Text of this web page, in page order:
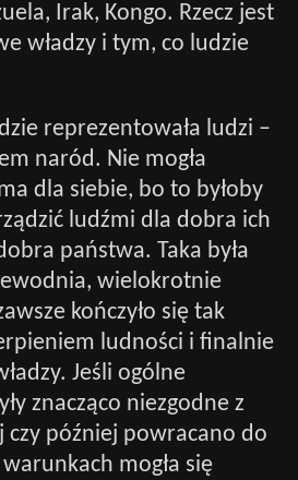
Irak, Kongo. Rzecz jest
władzy i tym, co ludzie
reprezentowała ludzi –
naród. Nie mogła
dla siebie, bo to byłoby
ludźmi dla dobra ich
państwa. Taka była
wielokrotnie
kończyło się tak
ludności i finalnie
Jeśli ogólne
znacząco niezgodne z
czy później powracano do
mogła się